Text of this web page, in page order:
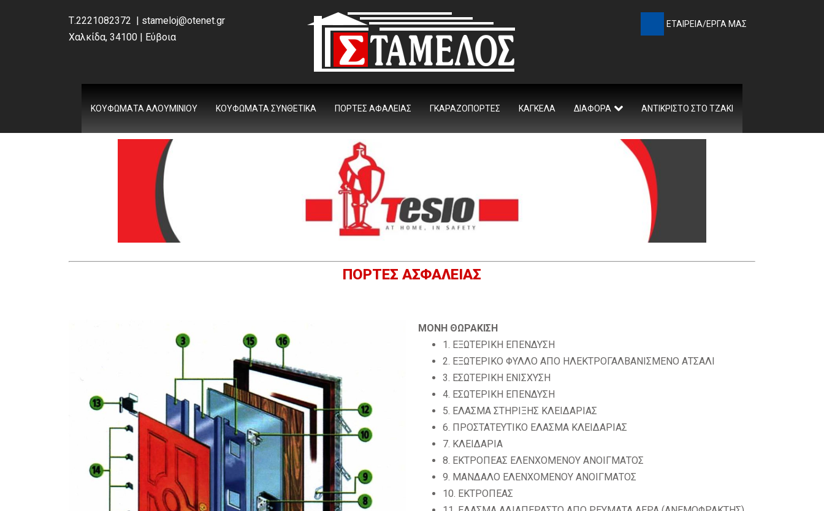
Τ.2221082372 | stameloj@otenet.gr
Χαλκίδα, 34100 | Εύβοια
ΕΤΑΙΡΕΊΑ/ΈΡΓΑ ΜΑΣ
ΚΟΥΦΏΜΑΤΑ ΑΛΟΥΜΙΝΊΟΥ ΚΟΥΦΏΜΑΤΑ ΣΥΝΘΕΤΙΚΆ ΠΌΡΤΕΣ ΑΦΑΛΕΊΑΣ ΓΚΑΡΑΖΌΠΟΡΤΕΣ ΚΆΓΚΕΛΑ ΔΙΑΦΟΡΑ ΑΝΤΙΚΡΙΣΤΌ ΣΤΟ ΤΖΆΚΙ
ΠΟΡΤΕΣ ΑΣΦΑΛΕΙΑΣ
ΜΟΝΗ ΘΩΡΑΚΙΣΗ
1. ΕΞΩΤΕΡΙΚΗ ΕΠΕΝΔΥΣΗ
2. ΕΞΩΤΕΡΙΚΟ ΦΥΛΛΟ ΑΠΟ ΗΛΕΚΤΡΟΓΑΛΒΑΝΙΣΜΕΝΟ ΑΤΣΑΛΙ
3. ΕΣΩΤΕΡΙΚΗ ΕΝΙΣΧΥΣΗ
4. ΕΣΩΤΕΡΙΚΗ ΕΠΕΝΔΥΣΗ
5. ΕΛΑΣΜΑ ΣΤΗΡΙΞΗΣ ΚΛΕΙΔΑΡΙΑΣ
6. ΠΡΟΣΤΑΤΕΥΤΙΚΟ ΕΛΑΣΜΑ ΚΛΕΙΔΑΡΙΑΣ
7. ΚΛΕΙΔΑΡΙΑ
8. ΕΚΤΡΟΠΕΑΣ ΕΛΕΝΧΟΜΕΝΟΥ ΑΝΟΙΓΜΑΤΟΣ
9. ΜΑΝΔΑΛΟ ΕΛΕΝΧΟΜΕΝΟΥ ΑΝΟΙΓΜΑΤΟΣ
10. ΕΚΤΡΟΠΕΑΣ